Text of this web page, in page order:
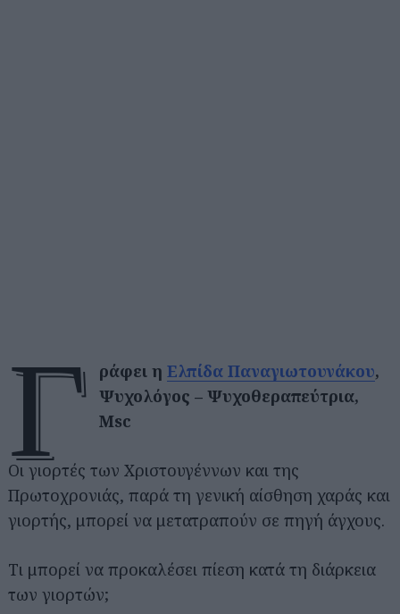
γ ράφει ηΕλπίδα Παναγιωτουνάκου,
Ψυχολόγος – Ψυχοθεραπεύτρια,
Msc
Οι γιορτές των Χριστουγέννων και της
Πρωτοχρονιάς, παρά τη γενική αίσθηση χαράς και
γιορτής, μπορεί να μετατραπούν σε πηγή άγχους.
Τι μπορεί να προκαλέσει πίεση κατά τη διάρκεια
των γιορτών;